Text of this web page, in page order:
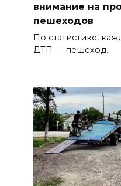
внимание на
пешеходов
По статистике,
ДТП — пешеход.